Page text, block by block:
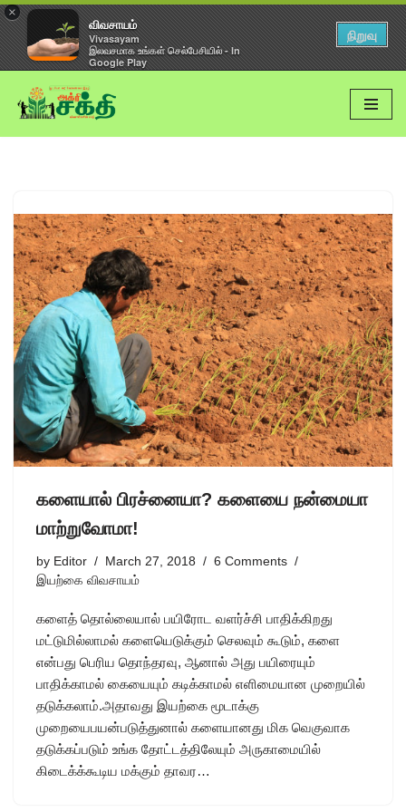
×
விவசாயம்
Vivasayam
இலவசமாக உங்கள் செல்பேசியில் - In
Google Play
நிறுவு
Skip
to
களையால் பிரச்னையா? களையை நன்மையா
மாற்றுவோமா!
by Editor March 27, 2018
6 Comments
இயற்கை விவசாயம்
களைத் தொல்லையால் பயிரோட வளர்ச்சி பாதிக்கிறது
மட்டுமில்லாமல் களையெடுக்கும் செலவும் கூடும், களை
என்பது பெரிய தொந்தரவு, ஆனால் அது பயிரையும்
பாதிக்காமல் கையையும் கடிக்காமல் எளிமையான முறையில்
தடுக்கலாம்.அதாவது இயற்கை மூடாக்கு
முறையைபயன்படுத்துனால் களையானது மிக வெகுவாக
தடுக்கப்படும் உங்க தோட்டத்திலேயும் அருகாமையில்
கிடைக்க்கூடிய மக்கும் தாவர…